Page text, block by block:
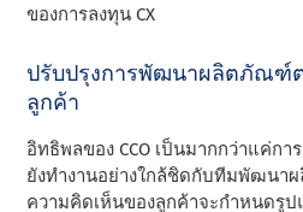
ของการลงทุน CX
ปรับปรุงการพัฒนาผลิตภัณฑ์
ลูกค้า
อิทธิพลของ CCO เป็นมากกว่าแค่กา
ยังทํางานอย่างใกล้ชิดกับทีมพัฒนา
ความคิดเห็นของลูกค้าจะกําหนดรู